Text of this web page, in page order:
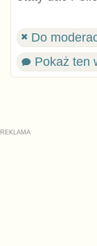
Do
Pokaż ten